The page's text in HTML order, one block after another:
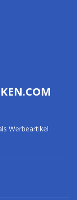
Werbeartikel